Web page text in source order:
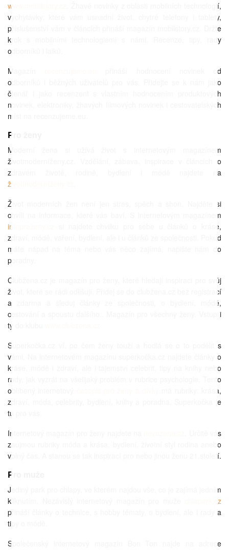
www.mobilstory.cz
. Žhavé novinky z oblasti mobilních technologií,
vychytávky, které vám usnadní život, chytré telefony i tablety,
příslušenství vám v článcích přináší magazín mobilstory.cz. Držte
krok s mobilními technologiemi s námi. Recenze, tipy, rady
odborníků i laiků.
Magazín
přináší hodnocení novinek od
odborníků i běžných uživatelů pro vás. Přidejte se k nám jako
čtenář i jako recenzent s vlastním hodnocením produktových
novinek, elektroniky, žhavých filmových novinek i cestovatelských
míst na recenzujeme.eu.
Pro ženy
Moderní žena si užívá život s internetovým magazínem
životmoderníženy.cz. Vzdělání, zábava, inspirace v článcích o
zdravém životě, rodině, bydlení i módě najdete na
životmoderníženy.cz
Život moderních žen není jen stres, spěch a shon. Najděte si
chvíli na informace, které vás baví. S internetovým magazínem
infoproženy.cz
si najdete chvilku pro sebe u článků o kráse,
zdraví, módě, vaření, bydlení, ale i u článků ze společnosti. Pokud
máte nápad na téma nebo vás něco zajímá, napište nám do
poradny.
Clubžena.cz je magazín pro ženy, které hledají inspiraci pro svůj
život, které se rádi odlišují. Přidej se do clubžena.cz bez registrací
a zdarma a sleduj články ze společnosti, o bydlení, módě,
cestování a spoustu dalšího.. Magazín pro všechny ženy. Vstup i
ty do klubu
Superkočka.cz ví, po čem ženy touží a hodlá se o to podělit s
vámi. Na internetovém magazínu superkočka.cz najdete články o
kráse, módě i zdraví, ale i tajemství celebrit, tipy na knihy nebo
rady, jak vyzrát na všelijaký problém v rubrice psychologie. Tento
oblíbený internetový
má rubriky: krása,
zdraví, móda, celebrity, bydlení, knihy a poradna. Superkočka je
tu pro vás.
Internetový magazín pro ženy najdete na
. Určitě vás
zaujmou rubriky móda a krása, bydlení, životní styl rodina anebo
volný čas. A stanou se tak inspirací pro nebo jinou ženu 21.století.
Pro muže
Jediný park pro chlapy, ve kterém najdou vše, co je zajímá jedním
kliknutím. Nezávislý internetový magazín pro muže
chlapark.cz
přináší články o technice, s hobby tématy, o bydlení, ale i rady a
tipy o módě.
Společenský internetový magazín Bon Ton najde na adrese